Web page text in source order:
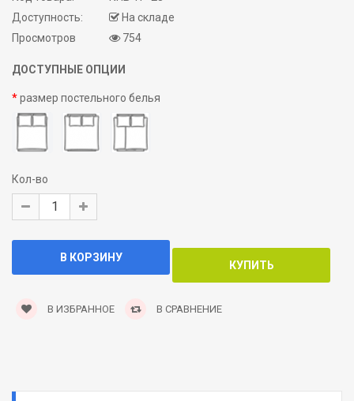
Доступность:
На складе
Просмотров
754
ДОСТУПНЫЕ ОПЦИИ
размер постельного белья
Кол-во
В ИЗБРАННОЕ В СРАВНЕНИЕ